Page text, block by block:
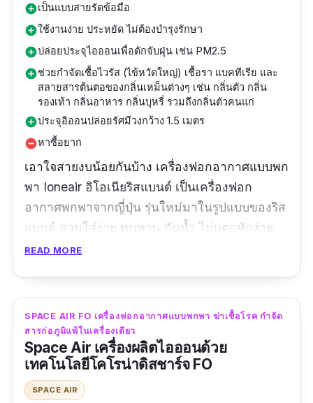
add_circleเป็นแบบสายรัดข้อมือ
add_circleใช้งานง่าย ประหยัด ไม่ต้องบำรุงรักษา
add_circleปล่อยประจุไอออนเพื่อดักจับฝุ่น เช่น PM2.5
add_circleช่วยกำจัดเชื้อไวรัส (ไข้หวัดใหญ่) เชื้อรา แบคทีเรีย และ
สลายสารต้นตอของกลิ่นเหม็นต่างๆ เช่น กลิ่นตัว กลิ่น
รองเท้า กลิ่นอาหาร กลิ่นบุหรี่ รวมถึงกลิ่นตัวคนแก่
add_circleประจุอิออนปล่อยรัศมีวงกว้าง 1.5 เมตร
remove_circleหาซื้อยาก
เอาใจสายงบน้อยกันบ้าง เครื่องฟอกอากาศแบบพก
พา Ioneair อิโอเนียริสแบนด์ เป็นเครื่องฟอก
อากาศพกพาจากญี่ปุ่น รุ่นใหม่มาในรูปแบบของริส
แบนด์ สวมใส่ง่าย ทนทาน กันน้ำ ไม่แตกหักง่าย
โดดเด่นด้วยนวัตกรรมในการผลิตริสแบนด์ที่มีการ
มาสู่อากาศ เพื่อทลายโครงสร้างของเซลล์ไวรัส
เชื้อรา แบคทีเรีย สลายสารก่อภูมิแพ้ PM 2.5 และ
กำจัดต้นตอของกลิ่นเหม็นเช่น กลิ่นกาย กลิ่น
รองเท้าได้ด้วย เรียกได้ว่าตอบโจทย์การใช้งานใน
รูปแบบริสแบนด์เล็กจิ๋ว พกติดตัวไปได้ทุกที่ แถม
READ MORE
SPACE AIR FO เครื่องฟอกอากาศแบบพกพา ฆ่าเชื้อโรค กำจัด
สารก่อภูมิแพ้ในเครื่องเดียว
Space Air เครื่องผลิตไอออนด้วย
เทคโนโลยีโคโรน่าดิสชาร์จ FO
SPACE AIR